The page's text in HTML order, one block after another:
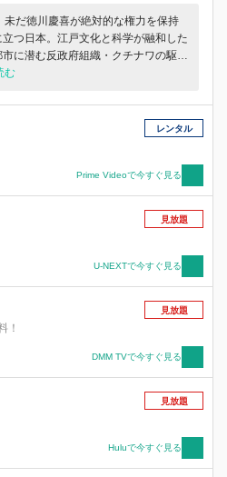
未だ徳川慶喜が絶対的な権力を保持
立つ日本。江戸文化と科学が融和した
に潜む反政府組織・クチナワの駆除
徳川政府の闇組織"鵺"。鵺に属する
いた。
む
レンタル
Prime Videoで今すぐ見る
見放題
U-NEXTで今すぐ見る
！
見放題
DMM TVで今すぐ見る
見放題
Huluで今すぐ見る